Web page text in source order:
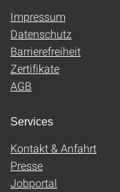
Impressum
Datenschutz
Barrierefreiheit
Zertifikate
AGB
Services
Kontakt & Anfahrt
Presse
Jobportal